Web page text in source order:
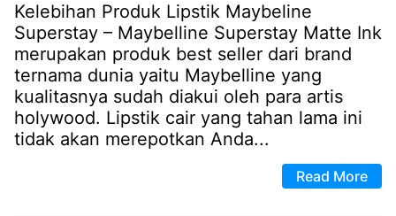
Kelebihan Produk Lipstik Maybeline
Superstay – Maybelline Superstay Matte Ink
merupakan produk best seller dari brand
ternama dunia yaitu Maybelline yang
kualitasnya sudah diakui oleh para artis
holywood. Lipstik cair yang tahan lama ini
tidak akan merepotkan Anda...
Read More